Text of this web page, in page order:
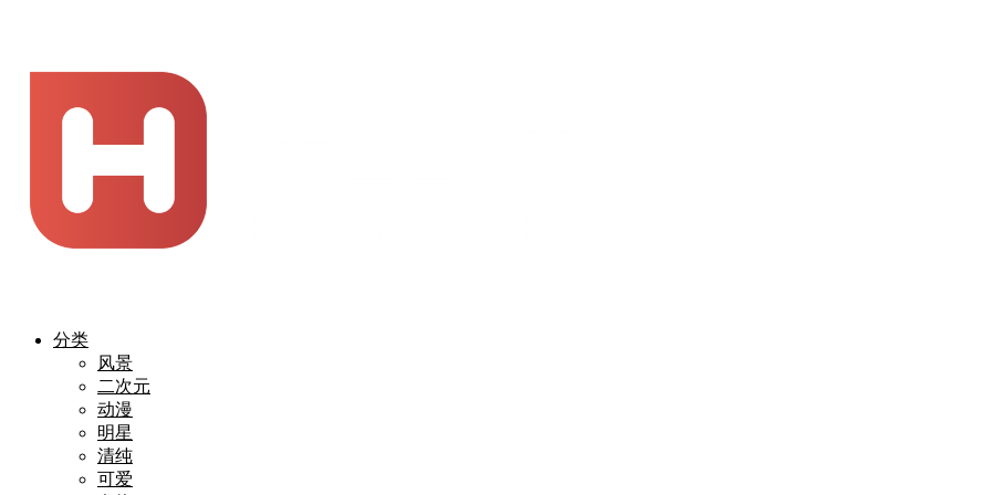
分类
风景
二次元
动漫
明星
清纯
可爱